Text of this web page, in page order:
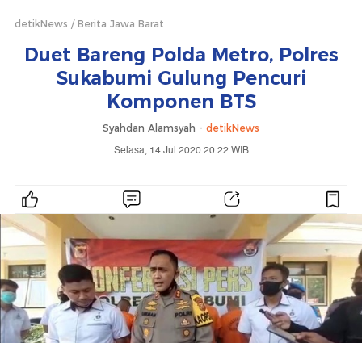
detikNews Berita Jawa Barat
Duet Bareng Polda Metro, Polres
Sukabumi Gulung Pencuri
Komponen BTS
Syahdan Alamsyah - detikNews
Selasa, 14 Jul 2020 20:22 WIB